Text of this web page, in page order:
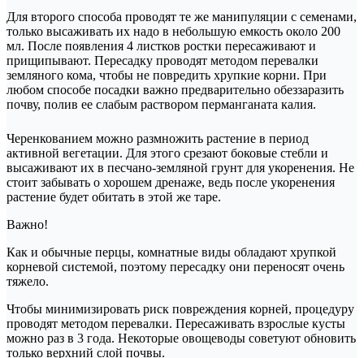
Для второго способа проводят те же манипуляции с семенами,
только высаживать их надо в небольшую емкость около 200
мл. После появления 4 листков ростки пересаживают и
прищипывают. Пересадку проводят методом перевалки
земляного кома, чтобы не повредить хрупкие корни. При
любом способе посадки важно предварительно обеззаразить
почву, полив ее слабым раствором перманганата калия.
Черенкованием можно размножить растение в период
активной вегетации. Для этого срезают боковые стебли и
высаживают их в песчано-земляной грунт для укоренения. Не
стоит забывать о хорошем дренаже, ведь после укоренения
растение будет обитать в этой же таре.
Важно!
Как и обычные перцы, комнатные виды обладают хрупкой
корневой системой, поэтому пересадку они переносят очень
тяжело.
Чтобы минимизировать риск повреждения корней, процедуру
проводят методом перевалки. Пересаживать взрослые кусты
можно раз в 3 года. Некоторые овощеводы советуют обновить
только верхний слой почвы.